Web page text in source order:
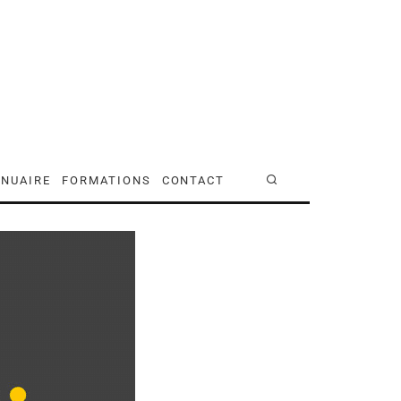
FORMATIONS CONTACT